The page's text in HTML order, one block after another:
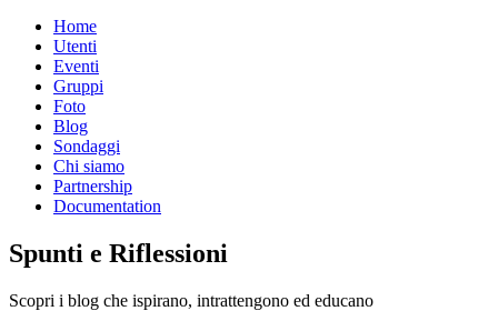
Home
Utenti
Eventi
Gruppi
Foto
Blog
Sondaggi
Chi siamo
Partnership
Documentation
Spunti e Riflessioni
Scopri i blog che ispirano, intrattengono ed educano